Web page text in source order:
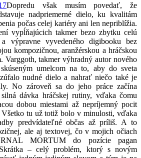
Dopredu však musím povedať, že
nadpriemerné dielo, ku kvalitám
počas celej kariéry ani len nepriblížia.
vypĺňajúcich takmer bezo zbytku celú
výpravne vyvedeného digibooku bez
kompozičnou, aranžérskou a hráčskou
Varggoth, takmer výhradný autor nového
umelcom na to, aby do sveta
nudné dielo a nahrať niečo také je
No zároveň sa do jeho práce začína
dávka hráčskej rutiny, vďaka čomu
dobou miestami až nepríjemný pocit
Všetko tu už totiž bolo v minulosti, vďaka
predvídateľné občas až príliš. A to
ale aj textovej, čo v mojich očiach
MORTUM do pozície pagan
– celý problém, ktorý s novým